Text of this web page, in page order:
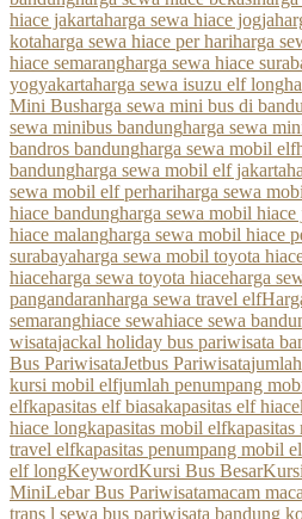
hiace jakartaharga sewa hiace jogja
kotaharga sewa hiace per hariharga
hiace semarangharga sewa hiace
yogyakartaharga sewa isuzu elf long
Mini Busharga sewa mini bus di
sewa minibus bandungharga sewa
bandros bandungharga sewa mobil elf
bandungharga sewa mobil elf jakarta
sewa mobil elf perhariharga sewa
hiace bandungharga sewa mobil hiace
hiace malangharga sewa mobil hiace
surabayaharga sewa mobil toyota
hiaceharga sewa toyota hiaceharga
pangandaranharga sewa travel elf
semaranghiace sewahiace sewa
wisatajackal holiday bus pariwisata
Bus PariwisataJetbus Pariwisata
kursi mobil elfjumlah penumpang
elfkapasitas elf biasakapasitas elf hiace
hiace longkapasitas mobil elf
travel elfkapasitas penumpang mobil
elf longKeywordKursi Bus Besar
MiniLebar Bus Pariwisatamacam
trans l sewa bus pariwisata bandung